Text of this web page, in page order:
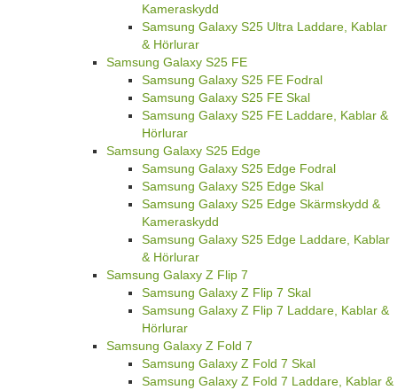
Kameraskydd
Samsung Galaxy S25 Ultra Laddare, Kablar
& Hörlurar
Samsung Galaxy S25 FE
Samsung Galaxy S25 FE Fodral
Samsung Galaxy S25 FE Skal
Samsung Galaxy S25 FE Laddare, Kablar &
Hörlurar
Samsung Galaxy S25 Edge
Samsung Galaxy S25 Edge Fodral
Samsung Galaxy S25 Edge Skal
Samsung Galaxy S25 Edge Skärmskydd &
Kameraskydd
Samsung Galaxy S25 Edge Laddare, Kablar
& Hörlurar
Samsung Galaxy Z Flip 7
Samsung Galaxy Z Flip 7 Skal
Samsung Galaxy Z Flip 7 Laddare, Kablar &
Hörlurar
Samsung Galaxy Z Fold 7
Samsung Galaxy Z Fold 7 Skal
Samsung Galaxy Z Fold 7 Laddare, Kablar &